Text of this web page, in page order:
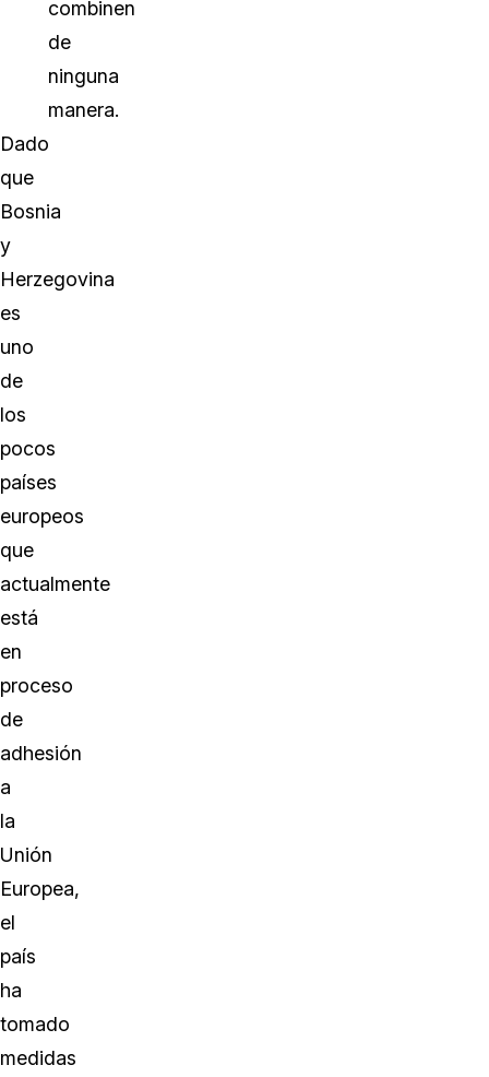
combinen
de
ninguna
manera.
Dado
que
Bosnia
y
Herzegovina
es
uno
de
los
pocos
países
europeos
que
actualmente
está
en
proceso
de
adhesión
a
la
Unión
Europea,
el
país
ha
tomado
medidas